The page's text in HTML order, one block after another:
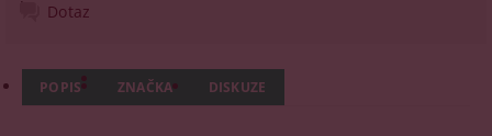
Dotaz
POPIS ZNAČKA DISKUZE